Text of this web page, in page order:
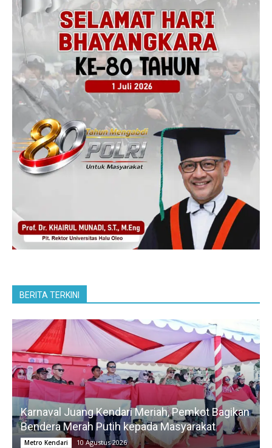
BERITA TERKINI
Karnaval Juang Kendari Meriah, Pemkot Bagikan
Bendera Merah Putih kepada Masyarakat
Metro Kendari 10 Agustus 2026